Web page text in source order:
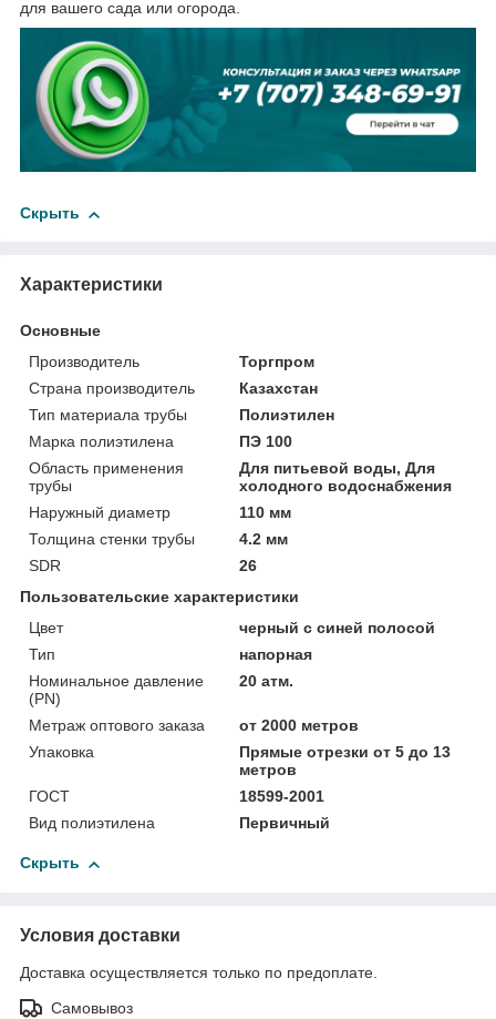
для вашего сада или огорода.
Скрыть
Характеристики
Основные
Производитель
Торгпром
Страна производитель
Казахстан
Тип материала трубы
Полиэтилен
Марка полиэтилена
ПЭ 100
Область применения
трубы
Для питьевой воды, Для
холодного водоснабжения
Наружный диаметр
110 мм
Толщина стенки трубы
4.2 мм
SDR
26
Пользовательские характеристики
Цвет
черный с синей полосой
Тип
напорная
Номинальное давление
(PN)
20 атм.
Метраж оптового заказа
от 2000 метров
Упаковка
Прямые отрезки от 5 до 13
метров
ГОСТ
18599-2001
Вид полиэтилена
Первичный
Скрыть
Условия доставки
Доставка осуществляется только по предоплате.
Самовывоз